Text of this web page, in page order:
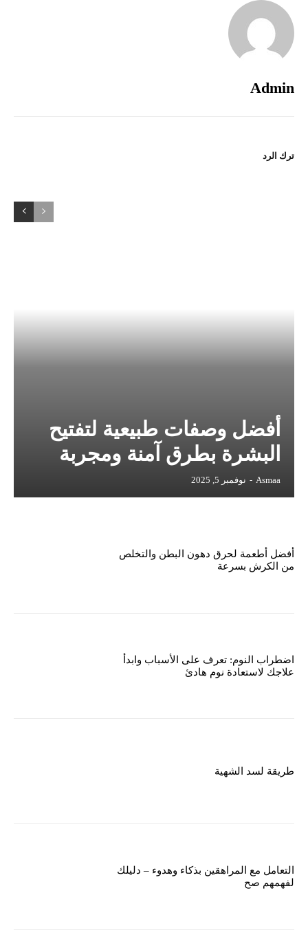
Admin
ترك الرد
أفضل وصفات طبيعية لتفتيح
البشرة بطرق آمنة ومجربة
Asmaa
- نوفمبر 5, 2025
أفضل أطعمة لحرق دهون البطن والتخلص
من الكرش بسرعة
اضطراب النوم: تعرف على الأسباب وابدأ
علاجك لاستعادة نوم هادئ
طريقة لسد الشهية
التعامل مع المراهقين بذكاء وهدوء – دليلك
لفهمهم صح